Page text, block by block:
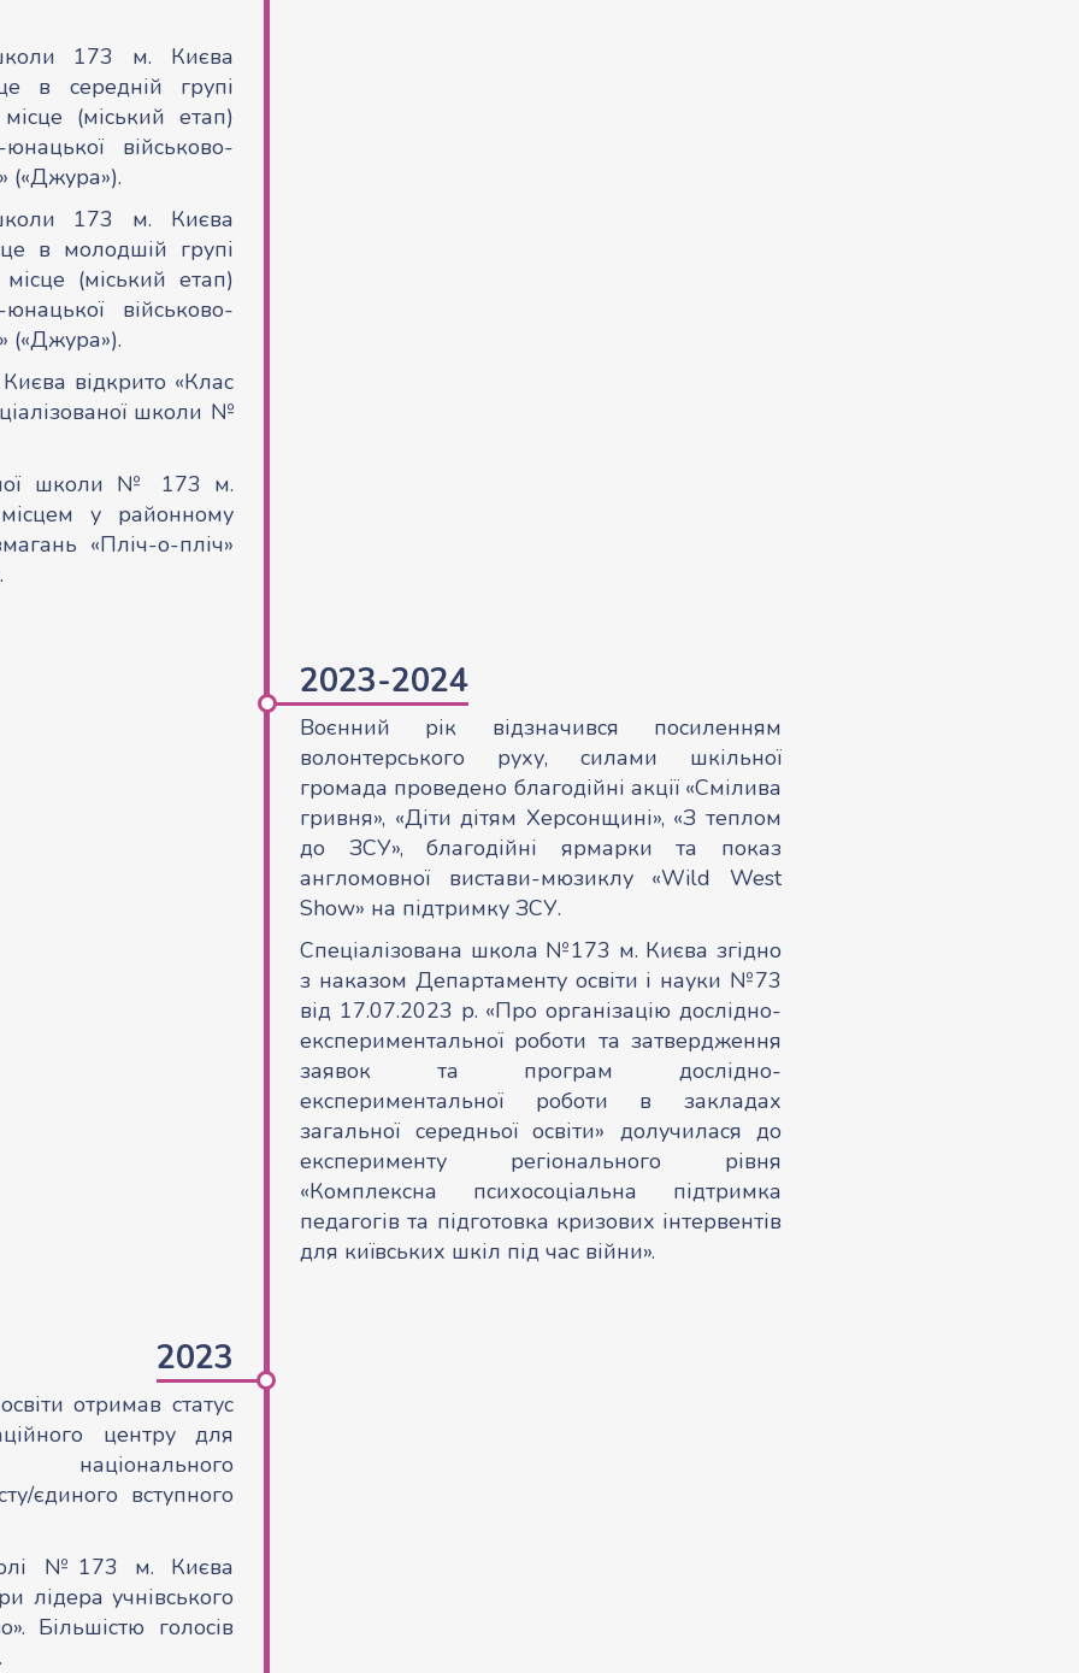
2023
отримав статус
центру для
єдиного вступного
№173 м. Києва
лідера учнівського
Більшістю голосів
2023-2024
Воєнний рік відзначився посиленням
волонтерського руху, силами шкільної
громада проведено благодійні акції «Смілива
гривня», «Діти дітям Херсонщині», «З теплом
до ЗСУ», благодійні ярмарки та показ
англомовної вистави-мюзиклу «Wild West
Show» на підтримку ЗСУ.
Спеціалізована школа №173 м. Києва згідно
з наказом Департаменту освіти і науки №73
від 17.07.2023 р. «Про організацію дослідно-
експериментальної роботи та затвердження
заявок та програм дослідно-
експериментальної роботи в закладах
загальної середньої освіти» долучилася до
експерименту регіонального рівня
«Комплексна психосоціальна підтримка
педагогів та підготовка кризових інтервентів
для київських шкіл під час війни».
школи 173 м. Києва
в середній групі
(міський етап)
юнацької військово-
(«Джура»).
школи 173 м. Києва
в молодшій групі
(міський етап)
юнацької військово-
(«Джура»).
відкрито «Клас
школи №
школи № 173 м.
у районному
«Пліч-о-пліч»